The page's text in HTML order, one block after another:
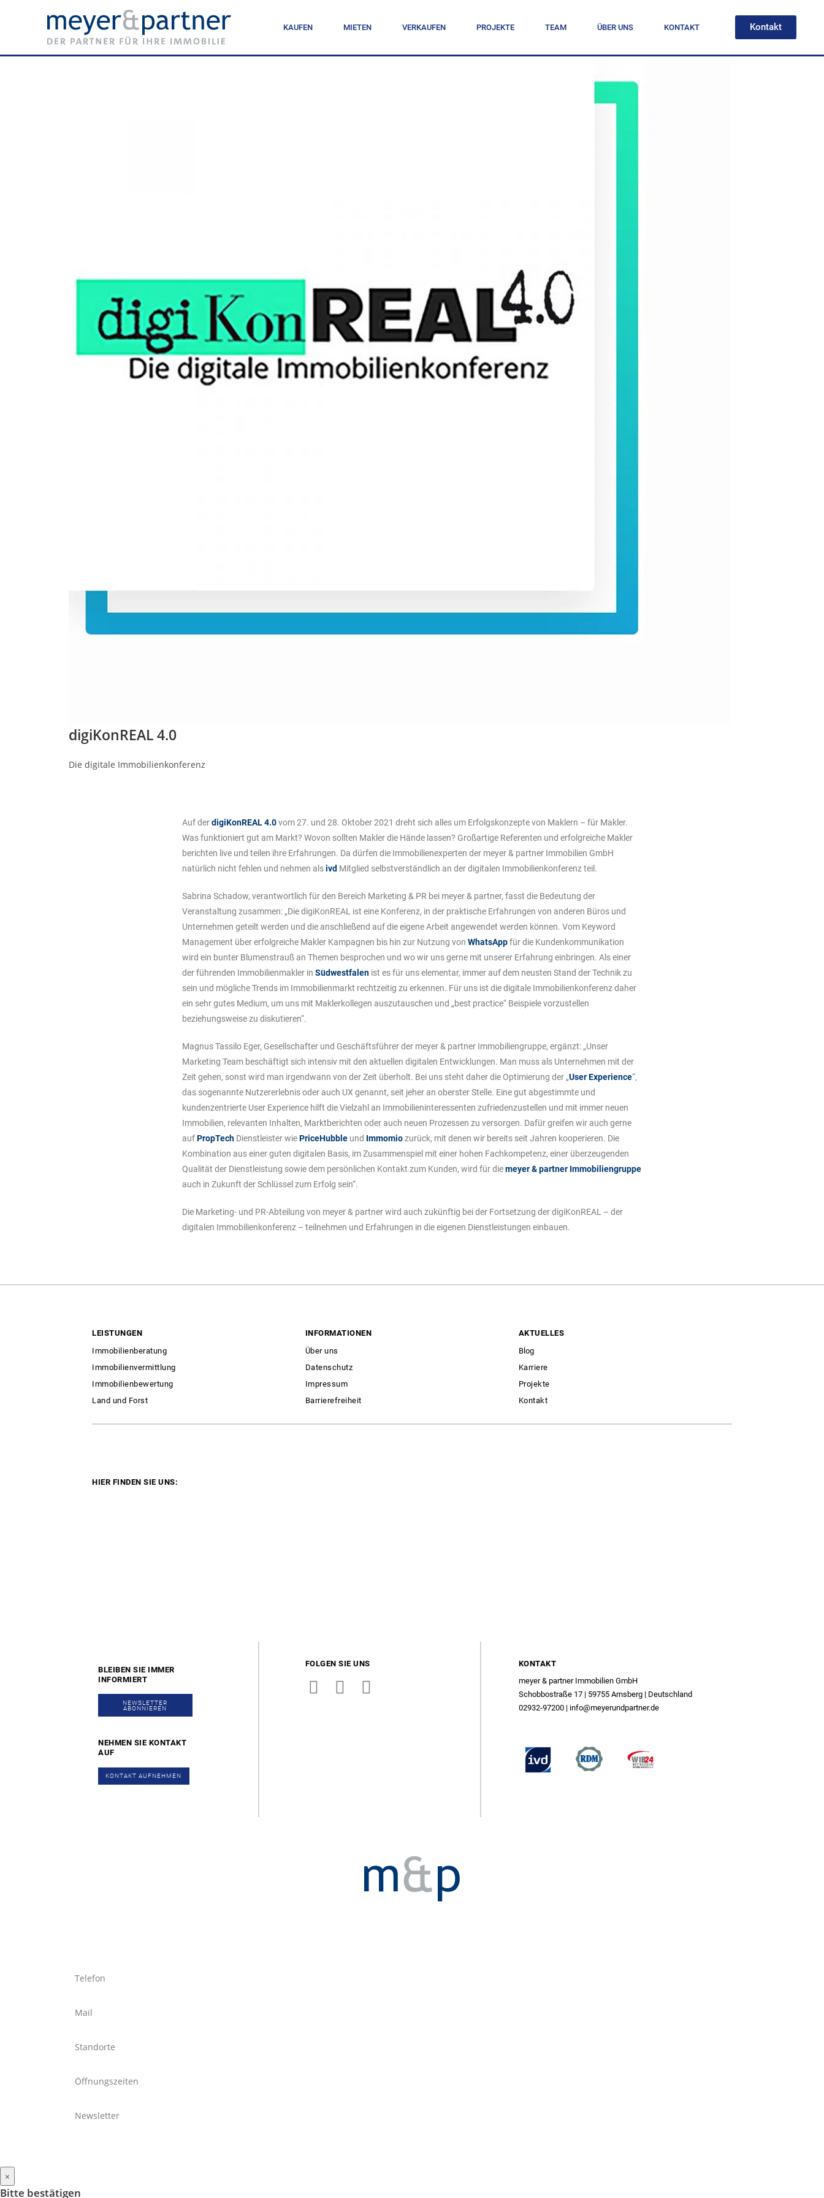
KAUFEN MIETEN VERKAUFEN PROJEKTE TEAM ÜBER UNS KONTAKT Kontakt
digiKonREAL 4.0
Die digitale Immobilienkonferenz
Auf derdigiKonREAL 4.0vom 27. und 28. Oktober 2021 dreht sich alles um Erfolgskonzepte von Maklern – für Makler.
Was funktioniert gut am Markt? Wovon sollten Makler die Hände lassen? Großartige Referenten und erfolgreiche Makler
berichten live und teilen ihre Erfahrungen. Da dürfen die Immobilienexperten der meyer & partner Immobilien GmbH
natürlich nicht fehlen und nehmen alsivd Mitglied selbstverständlich an der digitalen Immobilienkonferenz teil.
Sabrina Schadow, verantwortlich für den Bereich Marketing & PR bei meyer & partner, fasst die Bedeutung der
Veranstaltung zusammen: „Die digiKonREAL ist eine Konferenz, in der praktische Erfahrungen von anderen Büros und
Unternehmen geteilt werden und die anschließend auf die eigene Arbeit angewendet werden können. Vom Keyword
Management über erfolgreiche Makler Kampagnen bis hin zur Nutzung von WhatsAppfür die Kundenkommunikation
wird ein bunter Blumenstrauß an Themen besprochen und wo wir uns gerne mit unserer Erfahrung einbringen. Als einer
der führenden Immobilienmakler in Südwestfalen ist es für uns elementar, immer auf dem neusten Stand der Technik zu
sein und mögliche Trends im Immobilienmarkt rechtzeitig zu erkennen. Für uns ist die digitale Immobilienkonferenz daher
ein sehr gutes Medium, um uns mit Maklerkollegen auszutauschen und „best practice“ Beispiele vorzustellen
beziehungsweise zu diskutieren“.
Magnus Tassilo Eger, Gesellschafter und Geschäftsführer der meyer & partner Immobiliengruppe, ergänzt: „Unser
Marketing Team beschäftigt sich intensiv mit den aktuellen digitalen Entwicklungen. Man muss als Unternehmen mit der
Zeit gehen, sonst wird man irgendwann von der Zeit überholt. Bei uns steht daher die Optimierung der „User Experience“,
das sogenannte Nutzererlebnis oder auch UX genannt, seit jeher an oberster Stelle. Eine gut abgestimmte und
kundenzentrierte User Experience hilft die Vielzahl an Immobilieninteressenten zufriedenzustellen und mit immer neuen
Immobilien, relevanten Inhalten, Marktberichten oder auch neuen Prozessen zu versorgen. Dafür greifen wir auch gerne
aufPropTech Dienstleister wiePriceHubble und Immomiozurück, mit denen wir bereits seit Jahren kooperieren. Die
Kombination aus einer guten digitalen Basis, im Zusammenspiel mit einer hohen Fachkompetenz, einer überzeugenden
Qualität der Dienstleistung sowie dem persönlichen Kontakt zum Kunden, wird für diemeyer & partner Immobiliengruppe
auch in Zukunft der Schlüssel zum Erfolg sein“.
Die Marketing- und PR-Abteilung von meyer & partner wird auch zukünftig bei der Fortsetzung der digiKonREAL – der
digitalen Immobilienkonferenz – teilnehmen und Erfahrungen in die eigenen Dienstleistungen einbauen.
LEISTUNGEN
Immobilienberatung
Immobilienvermittlung
Immobilienbewertung
Land und Forst
INFORMATIONEN
Über uns
Datenschutz
Impressum
Barrierefreiheit
AKTUELLES
Blog
Karriere
Projekte
Kontakt
HIER FINDEN SIE UNS:
BLEIBEN SIE IMMER
INFORMIERT
NEWSLETTER
ABONNIEREN
NEHMEN SIE KONTAKT
AUF
KONTAKT AUFNEHMEN
FOLGEN SIE UNS
KONTAKT
meyer & partner Immobilien GmbH
Schobbostraße 17 | 59755 Arnsberg | Deutschland
02932-97200| info@meyerundpartner.de
Telefon
Mail
Standorte
Öffnungszeiten
Newsletter
×
Bitte bestätigen